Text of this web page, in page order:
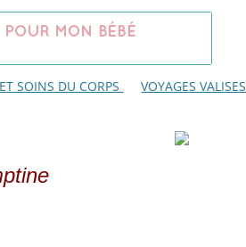
SOINS DU CORPS VOYAGES VALISES